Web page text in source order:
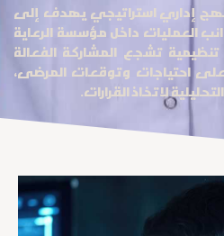
إداري استراتيجي يهدف إلى
العمليات داخل مؤسسة الرعاية
تشجع المشاركة الفعالة
على احتياجات وتوقعات المرضى،
لاتخاذ القرارات.